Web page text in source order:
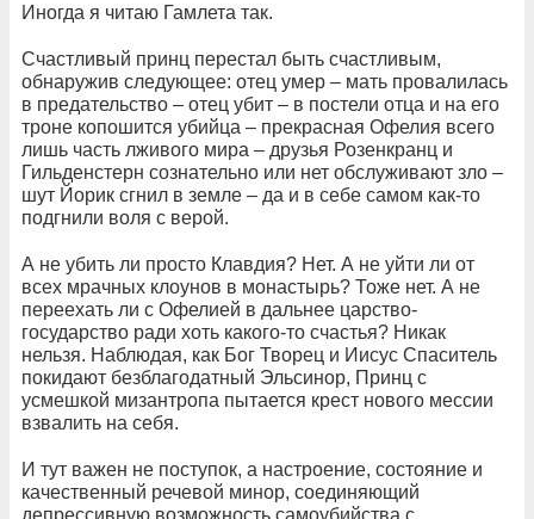
Иногда я читаю Гамлета так.
Счастливый принц перестал быть счастливым,
обнаружив следующее: отец умер – мать провалилась
в предательство – отец убит – в постели отца и на его
троне копошится убийца – прекрасная Офелия всего
лишь часть лживого мира – друзья Розенкранц и
Гильденстерн сознательно или нет обслуживают зло –
шут Йорик сгнил в земле – да и в себе самом как-то
подгнили воля с верой.
А не убить ли просто Клавдия? Нет. А не уйти ли от
всех мрачных клоунов в монастырь? Тоже нет. А не
переехать ли с Офелией в дальнее царство-
государство ради хоть какого-то счастья? Никак
нельзя. Наблюдая, как Бог Творец и Иисус Спаситель
покидают безблагодатный Эльсинор, Принц с
усмешкой мизантропа пытается крест нового мессии
взвалить на себя.
И тут важен не поступок, а настроение, состояние и
качественный речевой минор, соединяющий
депрессивную возможность самоубийства с